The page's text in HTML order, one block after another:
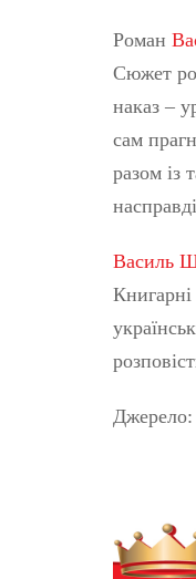
Роман
Сюжет
наказ –
сам
разом із
Василь
Джерело: